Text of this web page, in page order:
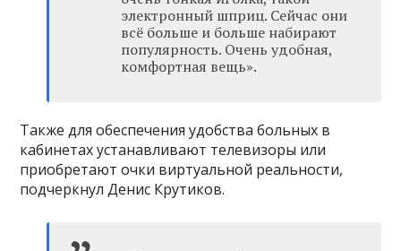
электронный шприц. Сейчас они
всё больше и больше набирают
популярность. Очень удобная,
комфортная вещь».
Также для обеспечения удобства больных в
кабинетах устанавливают телевизоры или
приобретают очки виртуальной реальности,
подчеркнул Денис Крутиков.